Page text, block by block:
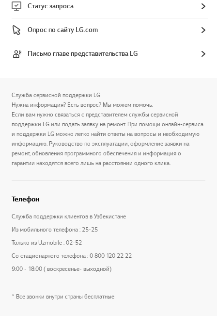
Статус запроса
Опрос по сайту LG.com
Письмо главе представительства LG
Служба сервисной поддержки LG
Нужна информация? Есть вопрос? Мы можем помочь.
Если вам нужно связаться с представителем службы сервисной
поддержки LG или подать заявку на ремонт. При помощи онлайн-сервиса
и поддержки LG можно легко найти ответы на вопросы и необходимую
информацию. Руководство по эксплуатации, оформление заявки на
ремонт, обновления программного обеспечения и информация о
гарантии находятся всего лишь на расстоянии одного клика.
Телефон
Служба поддержки клиентов в Узбекистане
Из мобильного телефона : 25-25
Только из Uzmobile : 02-52
Со стационарного телефона : 0 800 120 22 22
9:00 - 18:00 ( воскресенье- выходной)
* Все звонки внутри страны бесплатные